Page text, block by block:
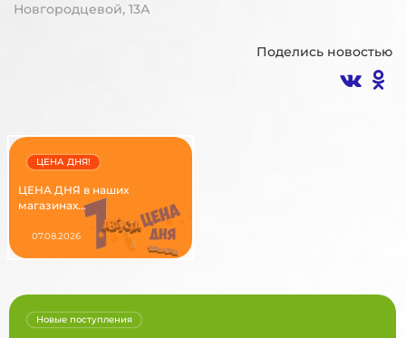
Новгородцевой, 13А
Поделись новостью
ЦЕНА ДНЯ в наших
магазинах...
ЦЕНА ДНЯ!
07.08.2026
Новые поступления